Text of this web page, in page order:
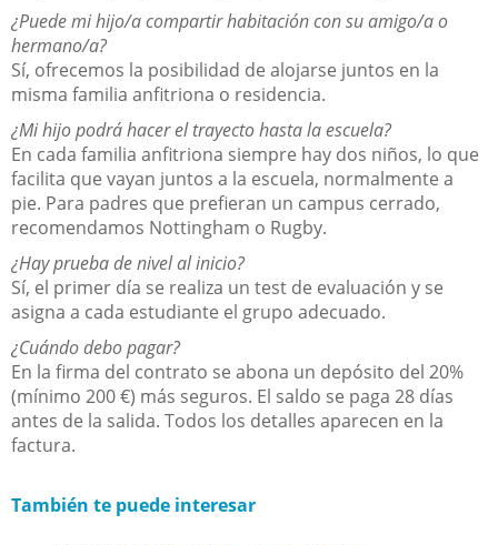
¿Puede mi hijo/a compartir habitación con su amigo/a o
hermano/a?
Sí, ofrecemos la posibilidad de alojarse juntos en la
misma familia anfitriona o residencia.
¿Mi hijo podrá hacer el trayecto hasta la escuela?
En cada familia anfitriona siempre hay dos niños, lo que
facilita que vayan juntos a la escuela, normalmente a
pie. Para padres que prefieran un campus cerrado,
recomendamos Nottingham o Rugby.
¿Hay prueba de nivel al inicio?
Sí, el primer día se realiza un test de evaluación y se
asigna a cada estudiante el grupo adecuado.
¿Cuándo debo pagar?
En la firma del contrato se abona un depósito del 20%
(mínimo 200 €) más seguros. El saldo se paga 28 días
antes de la salida. Todos los detalles aparecen en la
factura.
También te puede interesar